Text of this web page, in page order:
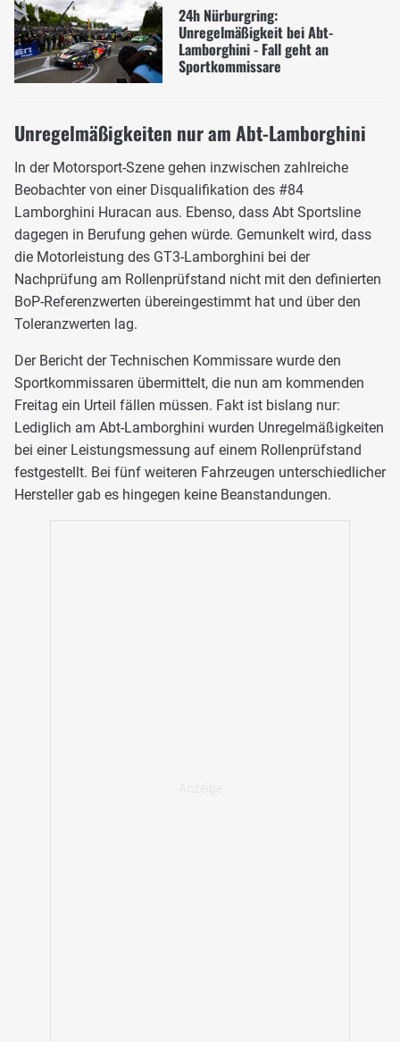
24h Nürburgring:
Unregelmäßigkeit bei Abt-
Lamborghini - Fall geht an
Sportkommissare
Unregelmäßigkeiten nur am Abt-Lamborghini
In der Motorsport-Szene gehen inzwischen zahlreiche
Beobachter von einer Disqualifikation des #84
Lamborghini Huracan aus. Ebenso, dass Abt Sportsline
dagegen in Berufung gehen würde. Gemunkelt wird, dass
die Motorleistung des GT3-Lamborghini bei der
Nachprüfung am Rollenprüfstand nicht mit den definierten
BoP-Referenzwerten übereingestimmt hat und über den
Toleranzwerten lag.
Der Bericht der Technischen Kommissare wurde den
Sportkommissaren übermittelt, die nun am kommenden
Freitag ein Urteil fällen müssen. Fakt ist bislang nur:
Lediglich am Abt-Lamborghini wurden Unregelmäßigkeiten
bei einer Leistungsmessung auf einem Rollenprüfstand
festgestellt. Bei fünf weiteren Fahrzeugen unterschiedlicher
Hersteller gab es hingegen keine Beanstandungen.